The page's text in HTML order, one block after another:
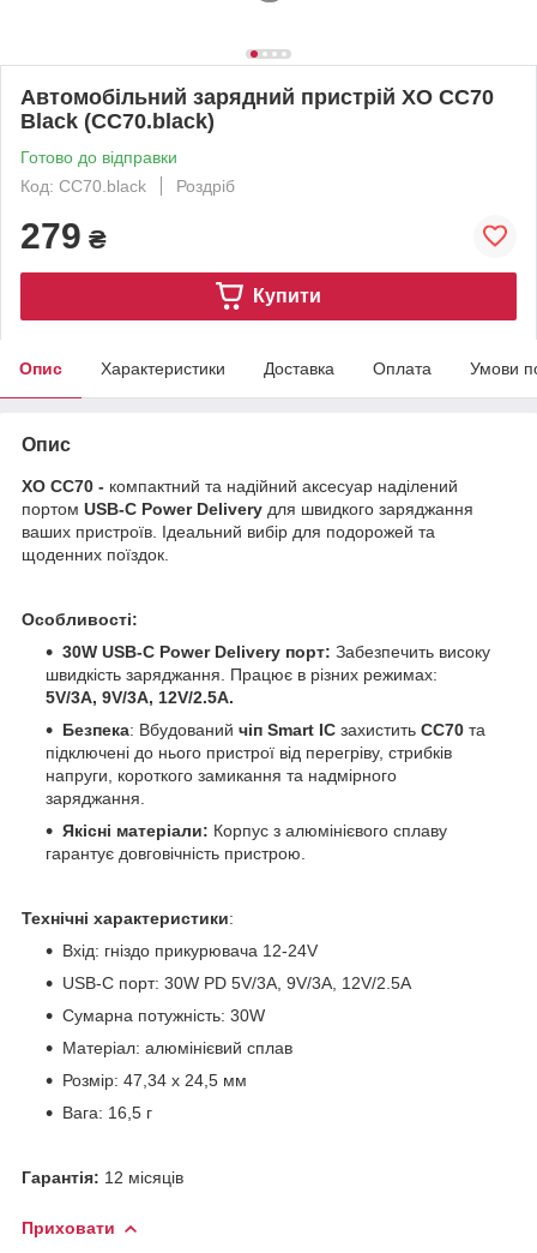
Автомобільний зарядний пристрій XO CC70
Black (CC70.black)
Готово до відправки
Код: CC70.black
Роздріб
279 ₴
Купити
Опис Характеристики Доставка Оплата Умови
Опис
XO CC70 - компактний та надійний аксесуар наділений
портом USB-C Power Delivery для швидкого заряджання
ваших пристроїв. Ідеальний вибір для подорожей та
щоденних поїздок.
Особливості:
30W USB-C Power Delivery порт: Забезпечить високу
швидкість заряджання. Працює в різних режимах:
5V/3А, 9V/3А, 12V/2.5А.
Безпека: Вбудований чіп Smart IC захистить CC70 та
підключені до нього пристрої від перегріву, стрибків
напруги, короткого замикання та надмірного
заряджання.
Якісні матеріали: Корпус з алюмінієвого сплаву
гарантує довговічність пристрою.
Технічні характеристики:
Вхід: гніздо прикурювача 12-24V
USB-C порт: 30W PD 5V/3А, 9V/3А, 12V/2.5А
Сумарна потужність: 30W
Матеріал: алюмінієвий сплав
Розмір: 47,34 x 24,5 мм
Вага: 16,5 г
Гарантія: 12 місяців
Приховати